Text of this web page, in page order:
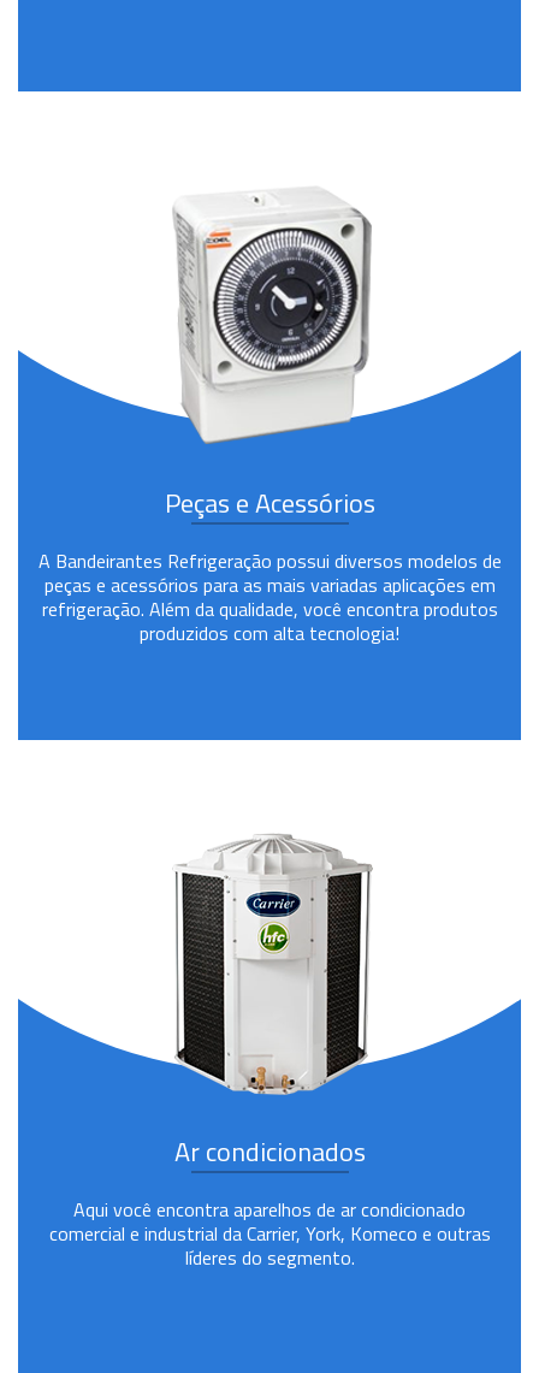
Peças e Acessórios
A Bandeirantes Refrigeração possui diversos modelos de
peças e acessórios para as mais variadas aplicações em
refrigeração. Além da qualidade, você encontra produtos
produzidos com alta tecnologia!
Ar condicionados
Aqui você encontra aparelhos de ar condicionado
comercial e industrial da Carrier, York, Komeco e outras
líderes do segmento.